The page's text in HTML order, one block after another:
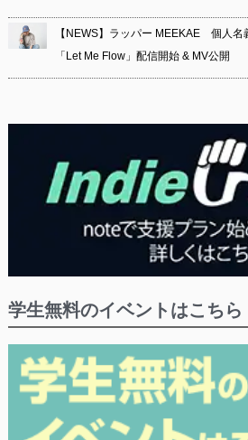
【NEWS】ラッパー MEEKAE 個人
「Let Me Flow」配信開始 & MV公開
学生無料のイベントはこちら